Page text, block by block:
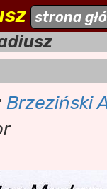
strona
Brzeziński